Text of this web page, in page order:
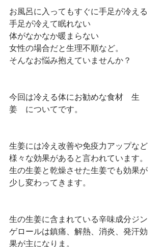
お風呂に入ってもすぐに手足が冷える
手足が冷えて眠れない
体がなかなか暖まらない
女性の場合だと生理不順など。
そんなお悩み抱えていませんか？
今回は冷える体にお勧めな食材　生
姜　についてです。
生姜には冷え改善や免疫力アップなど
様々な効果があると言われています。
生の生姜と乾燥させた生姜でも効果が
少し変わってきます。
生の生姜に含まれている辛味成分ジン
ゲロールは鎮痛、解熱、消炎、発汗効
果が主になりま。